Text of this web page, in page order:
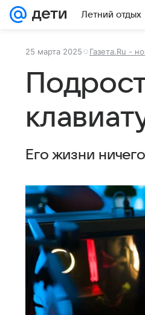
Летний отдых
25 марта 2025 Газета.Ru -
Его жизни